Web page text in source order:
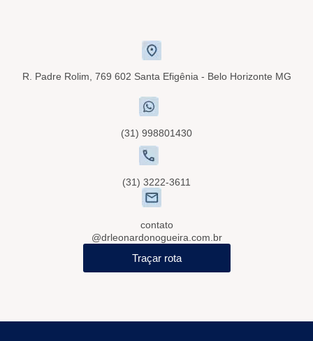
R. Padre Rolim, 769 602 Santa Efigênia - Belo Horizonte MG
(31) 998801430
(31) 3222-3611
contato
@drleonardonogueira.com.br
Traçar rota